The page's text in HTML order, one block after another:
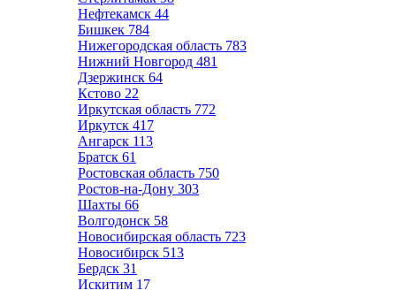
Нефтекамск 44
Бишкек 784
Нижегородская область 783
Нижний Новгород 481
Дзержинск 64
Кстово 22
Иркутская область 772
Иркутск 417
Ангарск 113
Братск 61
Ростовская область 750
Ростов-на-Дону 303
Шахты 66
Волгодонск 58
Новосибирская область 723
Новосибирск 513
Бердск 31
Искитим 17